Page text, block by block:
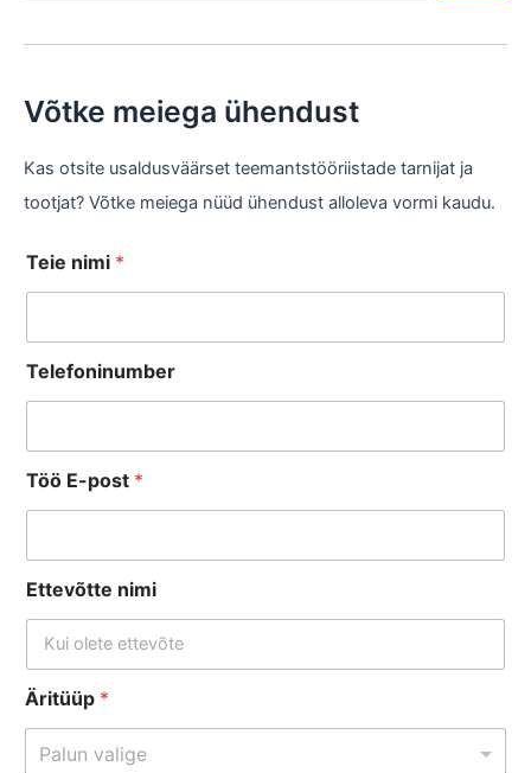
Võtke meiega ühendust
Kas otsite usaldusväärset teemantstööriistade tarnijat ja
tootjat? Võtke meiega nüüd ühendust alloleva vormi kaudu.
Teie nimi *
Telefoninumber
Töö E-post *
Ettevõtte nimi
Äritüüp *
Palun valige